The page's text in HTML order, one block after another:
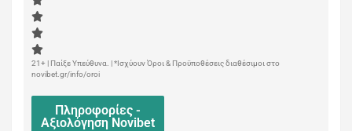
21+ | Παίξε Υπεύθυνα. | *Ισχύουν Όροι & Προϋποθέσεις διαθέσιμοι στο
novibet.gr/info/oroi
Πληροφορίες -
Αξιολόγηση Novibet